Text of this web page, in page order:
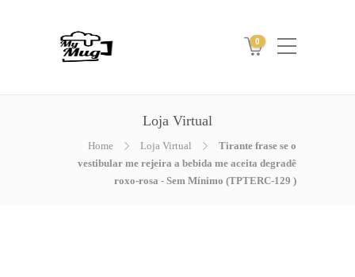
0
Loja Virtual
Home Loja Virtual
Tirante frase se o
vestibular me rejeira a bebida me aceita degradê
roxo-rosa - Sem Mínimo (TPTERC-129 )